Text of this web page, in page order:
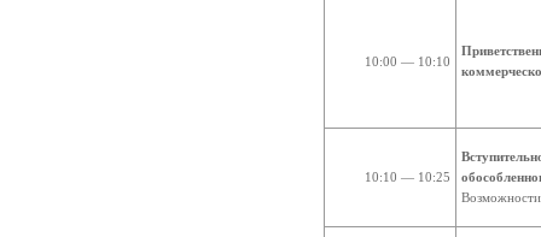
10:00 — 10:10
10:10 — 10:25
Возможности